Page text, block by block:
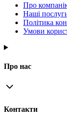
Про
Наші
Політика
Умови
Про нас
Контакти